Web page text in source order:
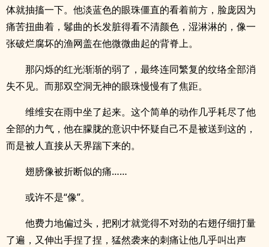
体就抽搐一下。他淡蓝色的眼珠僵直的看着前方，脸庞因为
痛苦扭曲着，鬈曲的长发脏得看不清颜色，湿淋淋的，像一
张破烂腐坏的渔网盖在他微微曲起的背脊上。
那闪烁的红光渐渐的弱了，最终连同繁复的纹络全部消
失不见。而那双空洞无神的眼珠慢慢有了焦距。
维维安在雨中坐了起来。这个简单的动作几乎耗尽了他
全部的力气，他在朦胧的意识中怀疑自己不是被送到这的，
而是被人直接从天界踹下来的。
翅膀像被折断似的痛……
或许不是“像”。
他费力地偏过头，把刚才就觉得不对劲的右翅仔细打量
了遍，又伸出手捏了捏，猛然袭来的刺痛让他几乎叫出声